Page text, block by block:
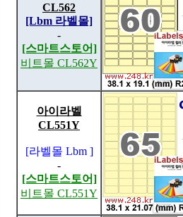
CL562
[Lbm 라벨몰]
-
[스마트스토어]
비트몰 CL562Y
아이라벨
CL551Y
[라벨몰 Lbm ]
-
[스마트스토어]
비트몰 CL551Y